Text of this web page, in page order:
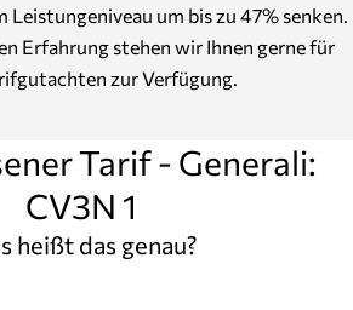
Leistungeniveau um bis zu 47% senken.
Erfahrung stehen wir Ihnen gerne für
zur Verfügung.
Tarif - Generali:
CV3N 1
heißt das genau?